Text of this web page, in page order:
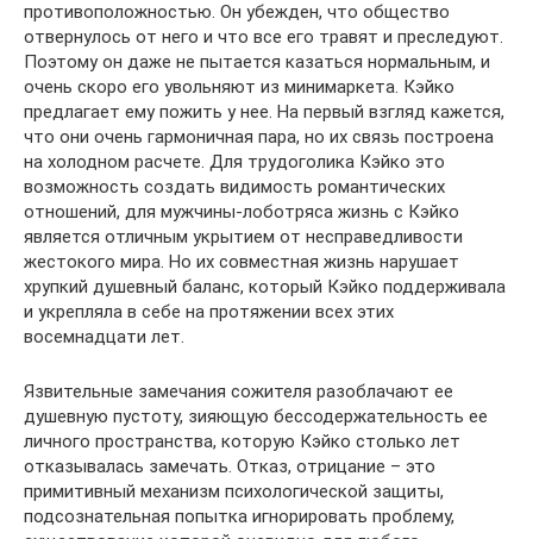
противоположностью. Он убежден, что общество
отвернулось от него и что все его травят и преследуют.
Поэтому он даже не пытается казаться нормальным, и
очень скоро его увольняют из минимаркета. Кэйко
предлагает ему пожить у нее. На первый взгляд кажется,
что они очень гармоничная пара, но их связь построена
на холодном расчете. Для трудоголика Кэйко это
возможность создать видимость романтических
отношений, для мужчины-лоботряса жизнь с Кэйко
является отличным укрытием от несправедливости
жестокого мира. Но их совместная жизнь нарушает
хрупкий душевный баланс, который Кэйко поддерживала
и укрепляла в себе на протяжении всех этих
восемнадцати лет.
Язвительные замечания сожителя разоблачают ее
душевную пустоту, зияющую бессодержательность ее
личного пространства, которую Кэйко столько лет
отказывалась замечать. Отказ, отрицание – это
примитивный механизм психологической защиты,
подсознательная попытка игнорировать проблему,